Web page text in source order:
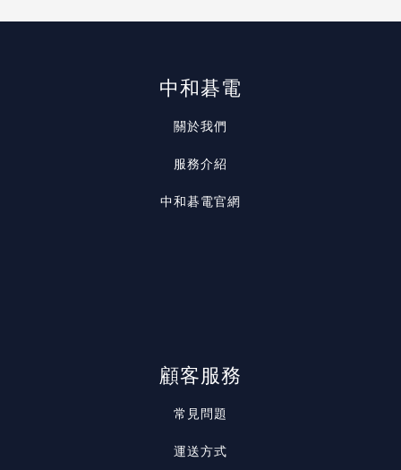
中和碁電
關於我們
服務介紹
中和碁電官網
顧客服務
常見問題
運送方式